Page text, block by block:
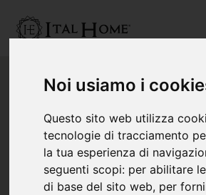
Noi usiamo i
Questo sito web utilizza
tecnologie di tracciamento
la tua esperienza di
seguenti scopi: per abilitare
di base del sito web, per